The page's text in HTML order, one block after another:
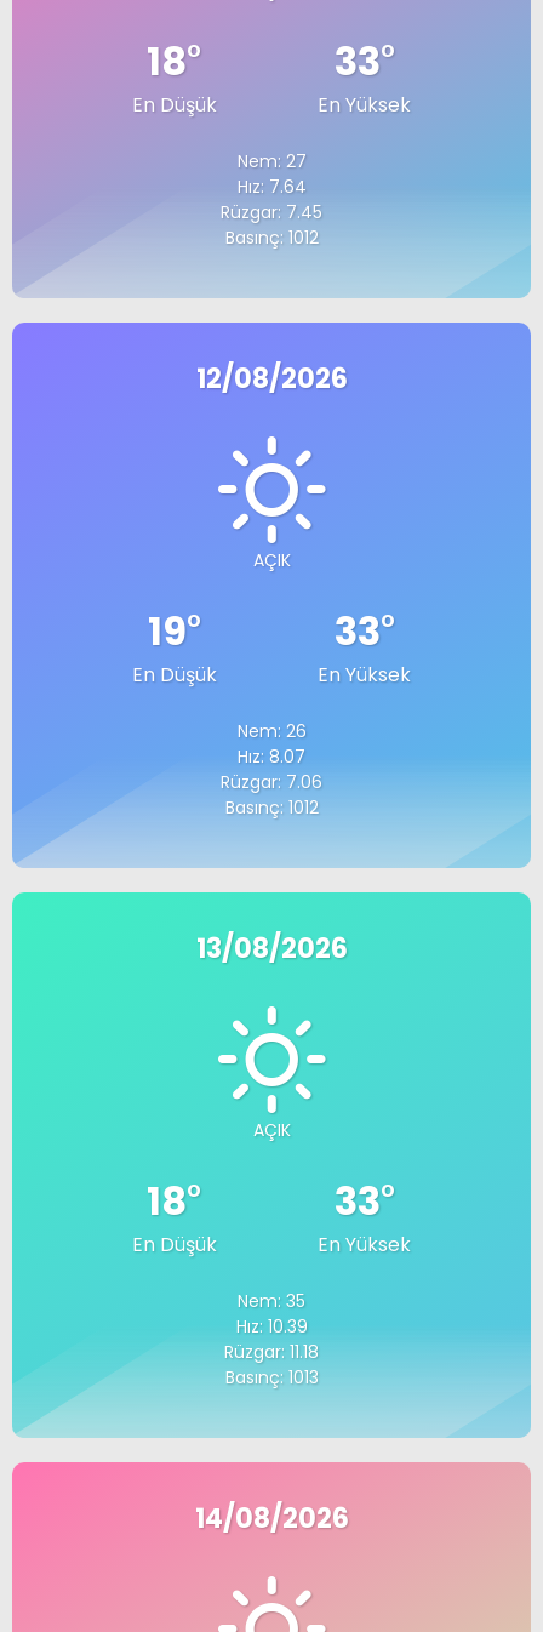
18°
En Düşük
33°
En Yüksek
Nem: 27
Hız: 7.64
Rüzgar: 7.45
Basınç: 1012
12/08/2026
AÇIK
19°
En Düşük
33°
En Yüksek
Nem: 26
Hız: 8.07
Rüzgar: 7.06
Basınç: 1012
13/08/2026
AÇIK
18°
En Düşük
33°
En Yüksek
Nem: 35
Hız: 10.39
Rüzgar: 11.18
Basınç: 1013
14/08/2026